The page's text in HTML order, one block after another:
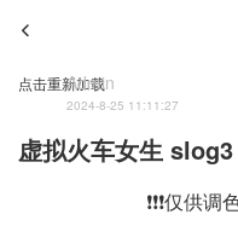
点击重新加载
Admin
2024-8-25 11:11:27
虚拟火车女生 slog3
❗❗❗仅供